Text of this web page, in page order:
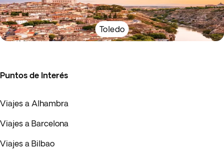
Toledo
Puntos de Interés
Viajes a Alhambra
Viajes a Barcelona
Viajes a Bilbao